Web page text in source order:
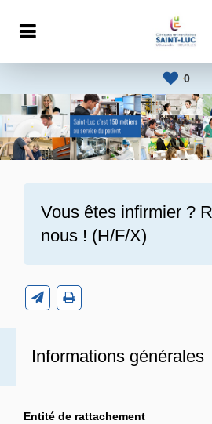
0
Vous êtes infirmier ?
nous ! (H/F/X)
Informations générales
Entité de rattachement